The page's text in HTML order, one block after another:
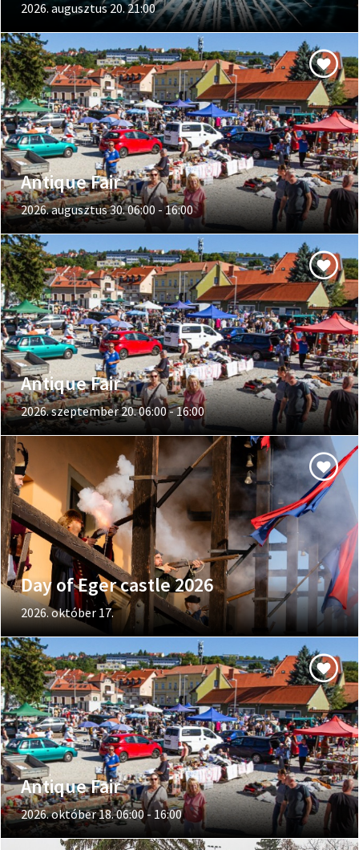
2026. augusztus 20. 21:00
Antique Fair
2026. augusztus 30. 06:00 - 16:00
Antique Fair
2026. szeptember 20. 06:00 - 16:00
Day of Eger castle 2026
2026. október 17.
Antique Fair
2026. október 18. 06:00 - 16:00